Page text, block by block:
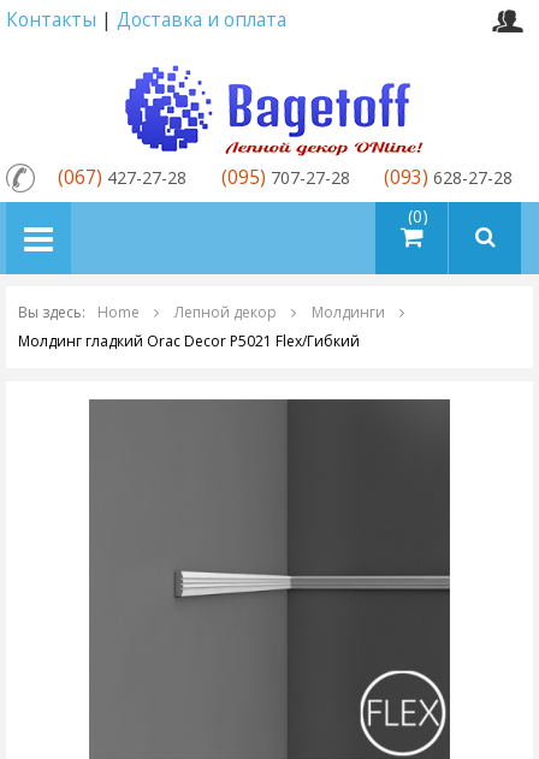
Контакты | Доставка и оплата
товаров (0)
(067) 427-27-28 (095) 707-27-28 (093) 628-27-28
Вы здесь: Home Лепной декор
Молдинги
Молдинг гладкий Orac Decor P5021 Flex/Гибкий